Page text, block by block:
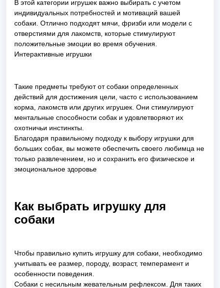
В этой категории игрушек важно выбирать с учетом
индивидуальных потребностей и мотиваций вашей
собаки. Отлично подходят мячи, фризби или модели с
отверстиями для лакомств, которые стимулируют
положительные эмоции во время обучения.
Интерактивные игрушки
Такие предметы требуют от собаки определенных
действий для достижения цели, часто с использованием
корма, лакомств или других игрушек. Они стимулируют
ментальные способности собак и удовлетворяют их
охотничьи инстинкты.
Благодаря правильному подходу к выбору игрушки для
больших собак, вы можете обеспечить своего любимца не
только развлечением, но и сохранить его физическое и
эмоциональное здоровье
Как выбрать игрушку для
собаки
Чтобы правильно купить игрушку для собаки, необходимо
учитывать ее размер, породу, возраст, темперамент и
особенности поведения.
Собаки с несильным жевательным рефлексом. Для таких